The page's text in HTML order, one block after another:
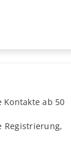
ab 50
Registrierung,